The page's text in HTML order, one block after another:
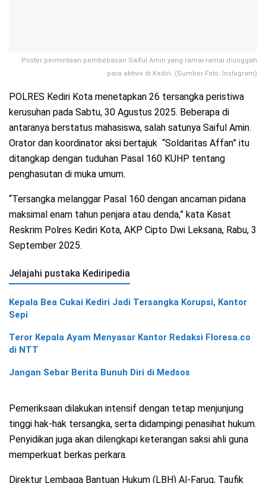
Poster permintaan pembebasan Saiful Amin yang ramai-ramai diunggah
para aktivis di Kediri. (Sumber Foto: Instagram)
POLRES Kediri Kota menetapkan 26 tersangka peristiwa
kerusuhan pada Sabtu, 30 Agustus 2025. Beberapa di
antaranya berstatus mahasiswa, salah satunya Saiful Amin.
Orator dan koordinator aksi bertajuk “Soldaritas Affan” itu
ditangkap dengan tuduhan Pasal 160 KUHP tentang
penghasutan di muka umum.
“Tersangka melanggar Pasal 160 dengan ancaman pidana
maksimal enam tahun penjara atau denda,” kata Kasat
Reskrim Polres Kediri Kota, AKP Cipto Dwi Leksana, Rabu, 3
September 2025.
Jelajahi pustaka Kediripedia
Kepala Bea Cukai Kediri Jadi Tersangka Korupsi, Kantor
Sepi
Teror Kepala Ayam Menyasar Kantor Redaksi Floresa.co
di NTT
Jangan Sebar Berita Bunuh Diri di Medsos
Pemeriksaan dilakukan intensif dengan tetap menjunjung
tinggi hak-hak tersangka, serta didampingi penasihat hukum.
Penyidikan juga akan dilengkapi keterangan saksi ahli guna
memperkuat berkas perkara.
Direktur Lembaga Bantuan Hukum (LBH) Al-Faruq, Taufik